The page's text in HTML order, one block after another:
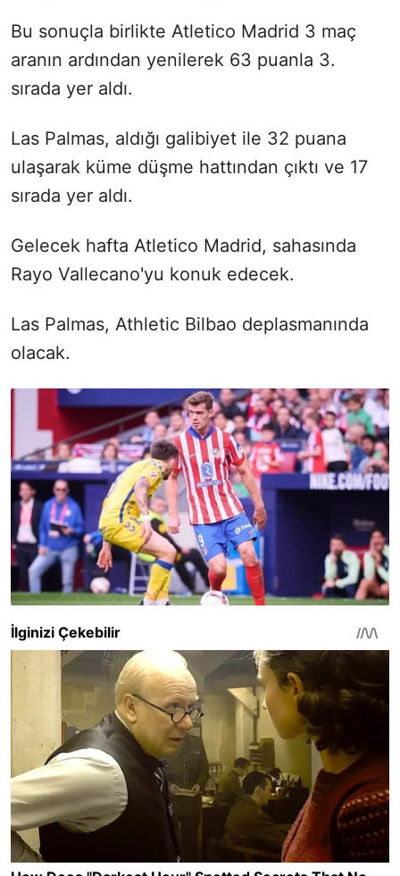
Bu sonuçla birlikte Atletico Madrid 3 maç
aranın ardından yenilerek 63 puanla 3.
sırada yer aldı.
Las Palmas, aldığı galibiyet ile 32 puana
ulaşarak küme düşme hattından çıktı ve 17
sırada yer aldı.
Gelecek hafta Atletico Madrid, sahasında
Rayo Vallecano'yu konuk edecek.
Las Palmas, Athletic Bilbao deplasmanında
olacak.